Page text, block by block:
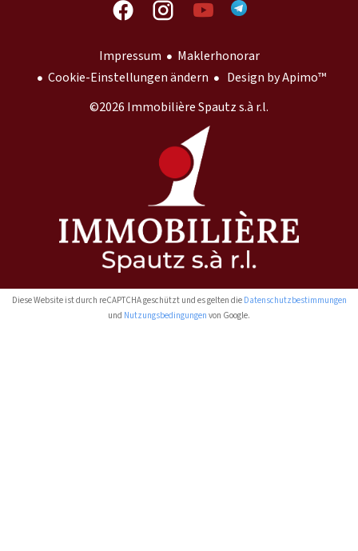
Impressum
Maklerhonorar
Cookie-Einstellungen ändern
Design byApimo™
©2026 Immobilière Spautz s.à r.l.
Diese Website ist durch reCAPTCHA geschützt und es gelten die Datenschutzbestimmungen
und Nutzungsbedingungen von Google.